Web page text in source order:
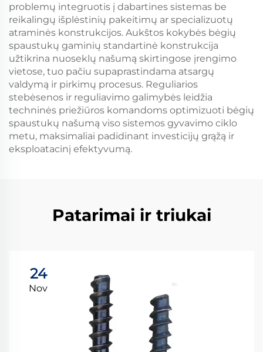
problemų integruotis į dabartines sistemas be
reikalingų išplėstinių pakeitimų ar specializuotų
atraminės konstrukcijos. Aukštos kokybės bėgių
spaustukų gaminių standartinė konstrukcija
užtikrina nuoseklų našumą skirtingose įrengimo
vietose, tuo pačiu supaprastindama atsargų
valdymą ir pirkimų procesus. Reguliarios
stebėsenos ir reguliavimo galimybės leidžia
techninės priežiūros komandoms optimizuoti bėgių
spaustukų našumą viso sistemos gyvavimo ciklo
metu, maksimaliai padidinant investicijų grąžą ir
eksploatacinį efektyvumą.
Patarimai ir triukai
24
Nov